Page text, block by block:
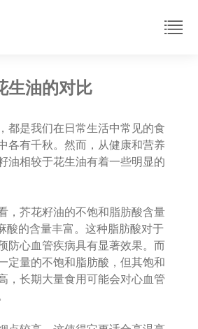
生油的对比
都是我们在日常生活中常见的食
各有千秋。然而，从健康和营养
油相较于花生油有着一些明显的
，芥花籽油的不饱和脂肪酸含量
酸的含量丰富。这种脂肪酸对于
防心血管疾病具有显著效果。而
定量的不饱和脂肪酸，但其饱和
，长期大量食用可能会对心血管